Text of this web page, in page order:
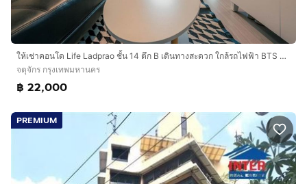
ให้เช่าคอนโด Life Ladprao ชั้น 14 ตึก B เดินทางสะดวก ใกล้รถไฟฟ้า BTS ห้าแยกลาดพร้าว
จตุจักร กรุงเทพมหานคร
฿ 22,000
PREMIUM